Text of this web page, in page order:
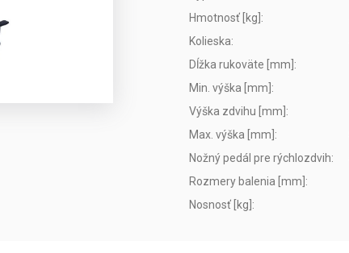
Hmotnosť [kg] :
Kolieska:
Dĺžka rukoväte [mm] :
Min. výška [mm] :
Výška zdvihu [mm] :
Max. výška [mm] :
Nožný pedál pre rýchlozdvih:
Rozmery balenia [mm] :
Nosnosť [kg] :